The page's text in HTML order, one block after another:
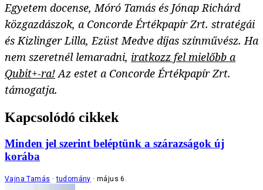
Egyetem docense, Móró Tamás és Jónap Richárd
közgazdászok, a Concorde Értékpapír Zrt. stratégái
és Kizlinger Lilla, Ezüst Medve díjas színművész. Ha
nem szeretnél lemaradni, iratkozz fel mielőbb a
Qubit+-ra!Az estet a Concorde Értékpapír Zrt.
támogatja.
Kapcsolódó cikkek
Minden jel szerint beléptünk a szárazságok új
korába
Vajna Tamás tudomány május 6.